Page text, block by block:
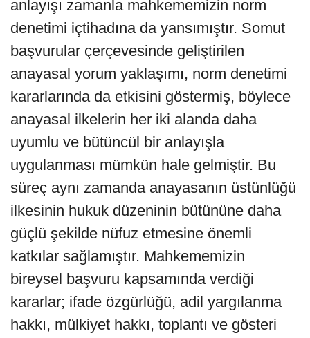
anlayışı zamanla mahkememizin norm
denetimi içtihadına da yansımıştır. Somut
başvurular çerçevesinde geliştirilen
anayasal yorum yaklaşımı, norm denetimi
kararlarında da etkisini göstermiş, böylece
anayasal ilkelerin her iki alanda daha
uyumlu ve bütüncül bir anlayışla
uygulanması mümkün hale gelmiştir. Bu
süreç aynı zamanda anayasanın üstünlüğü
ilkesinin hukuk düzeninin bütününe daha
güçlü şekilde nüfuz etmesine önemli
katkılar sağlamıştır. Mahkememizin
bireysel başvuru kapsamında verdiği
kararlar; ifade özgürlüğü, adil yargılanma
hakkı, mülkiyet hakkı, toplantı ve gösteri